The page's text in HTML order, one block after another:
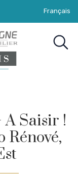
Français
A Saisir !